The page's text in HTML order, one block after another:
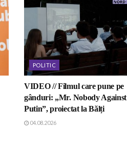
POLITIC
VIDEO // Filmul care pune pe
gânduri: „Mr. Nobody Against
Putin”, proiectat la Bălți
04.08.2026